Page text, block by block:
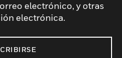
electrónico, y otras
electrónica.